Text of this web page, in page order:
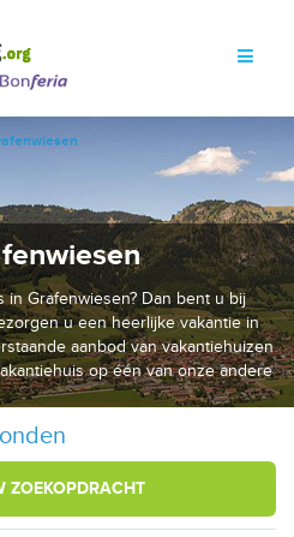
Grafenwiesen? Dan bent u bij
u een heerlijke vakantie in
aanbod van vakantiehuizen
op één van onze andere
ZOEKOPDRACHT